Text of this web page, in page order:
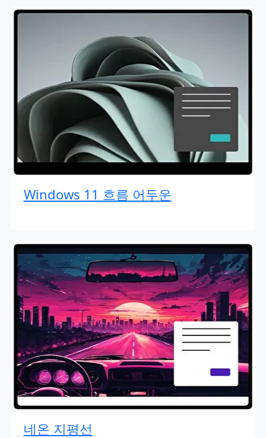
Windows 11 흐름 어두운
네온 지평선